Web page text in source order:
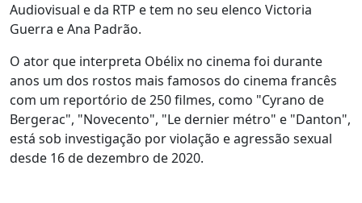
Audiovisual e da RTP e tem no seu elenco Victoria
Guerra e Ana Padrão.
O ator que interpreta Obélix no cinema foi durante
anos um dos rostos mais famosos do cinema francês
com um reportório de 250 filmes, como "Cyrano de
Bergerac", "Novecento", "Le dernier métro" e "Danton",
está sob investigação por violação e agressão sexual
desde 16 de dezembro de 2020.